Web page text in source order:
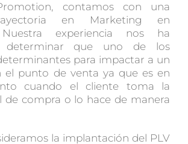
contamos con una
en Marketing en
Nuestra experiencia nos ha
determinar que uno de los
para impactar a un
el punto de venta ya que es en
cuando el cliente toma la
de compra o lo hace de manera
la implantación del PLV